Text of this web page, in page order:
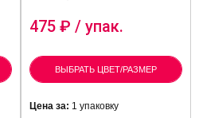
475 ₽ / упак.
ВЫБРАТЬ ЦВЕТ/РАЗМЕР
Цена за: 1 упаковку